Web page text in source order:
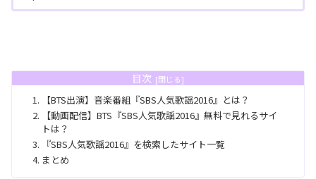
目次
【BTS出演】音楽番組『SBS人気歌謡2016』とは？
【動画配信】BTS『SBS人気歌謡2016』無料で見れるサイ
トは？
『SBS人気歌謡2016』を検索したサイト一覧
まとめ